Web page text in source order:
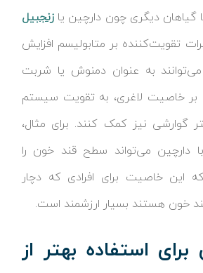
گیاهان دیگری چون دارچین یا زنجبیل
تقویت‌کننده بر متابولیسم افزایش
می‌توانند به عنوان دمنوش یا شربت
بر خاصیت لاغری، به تقویت سیستم
گوارشی نیز کمک کنند. برای مثال،
دارچین می‌تواند سطح قند خون را
این خاصیت برای افرادی که دچار
خون هستند بسیار ارزشمند است.
استفاده بهتر از